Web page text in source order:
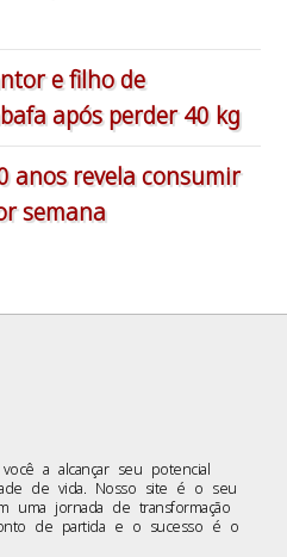
e filho de
após perder 40 kg
anos revela consumir
semana
a alcançar seu potencial
de vida. Nosso site é o seu
uma jornada de transformação
de partida e o sucesso é o